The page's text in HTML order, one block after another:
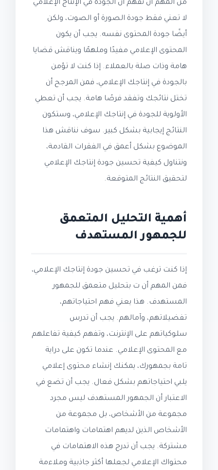
من المهم أن نفهم أن الجودة في الإنتاج الإعلامي
لا تعني فقط جودة الصورة أو الصوت، ولكن
أيضًا جودة المحتوى نفسه. يجب أن يكون
المحتوى الإعلامي مفيدًا وملهمًا ويناقش قضايا
هامة وذات صلة بالعملاء. إذا كنت لا تؤمن
بالجودة في إنتاجك الإعلامي، فمن المرجح أن
تختل نتائجك وتفقد فرصًا هامة. يجب أن تعطي
الأولوية للجودة في إنتاجك الإعلامي، وستكون
النتائج إيجابية بشكل كبير. سوف نناقش هذا
الموضوع بشكل أعمق في الفقرات القادمة،
ونتناول كيفية تحسين جودة إنتاجك الإعلامي
لتحقيق النتائج المتوقعة.
أهمية التحليل المتعمق
للجمهور المستهدف
إذا كنت ترغب في تحسين جودة إنتاجك الإعلامي،
فمن المهم أن ت بتحليل متعمق للجمهور
المستهدف. هذا يعني فهم احتياجاتهم،
تفضيلاتهم، وآمالهم. يجب أن تدرس
سلوكياتهم على الإنترنت، وتفهم كيفية تفاعلهم
مع المحتوى الإعلامي. عندما تكون على دراية
تامة بجمهورك، يمكنك إنشاء محتوى إعلامي
يلبي احتياجاتهم بشكل فعال. يجب أن تضع في
الاعتبار أن الجمهور المستهدف ليس مجرد
مجموعة من الأشخاص، بل مجموعة من
الأشخاص الذين لديهم اهتمامات واهتمامات
مشتركة. يجب أن تدرج هذه الاهتمامات في
محتواك الإعلامي لجعلها أكثر جاذبية وملاءمة